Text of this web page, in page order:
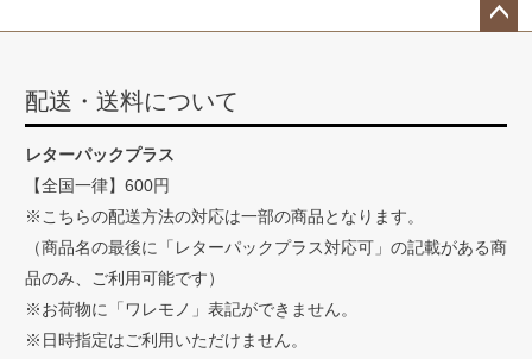
配送・送料について
レターパックプラス
【全国一律】600円
※こちらの配送方法の対応は一部の商品となります。
（商品名の最後に「レターパックプラス対応可」の記載がある商
品のみ、ご利用可能です）
※お荷物に「ワレモノ」表記ができません。
※日時指定はご利用いただけません。